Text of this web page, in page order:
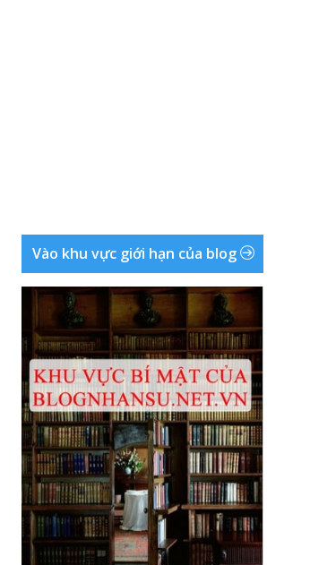
Vào khu vực giới hạn của blog